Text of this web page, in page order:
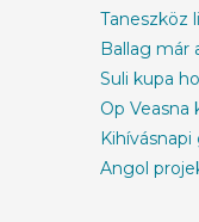
Taneszköz
Ballag már
Suli kupa
Op
Angol